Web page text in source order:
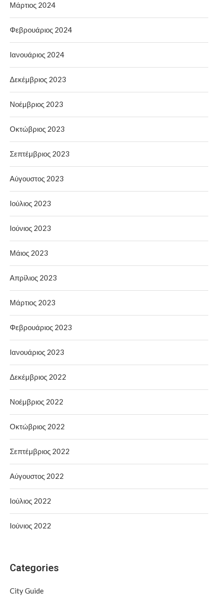
Μάρτιος 2024
Φεβρουάριος 2024
Ιανουάριος 2024
Δεκέμβριος 2023
Νοέμβριος 2023
Οκτώβριος 2023
Σεπτέμβριος 2023
Αύγουστος 2023
Ιούλιος 2023
Ιούνιος 2023
Μάιος 2023
Απρίλιος 2023
Μάρτιος 2023
Φεβρουάριος 2023
Ιανουάριος 2023
Δεκέμβριος 2022
Νοέμβριος 2022
Οκτώβριος 2022
Σεπτέμβριος 2022
Αύγουστος 2022
Ιούλιος 2022
Ιούνιος 2022
Categories
City Guide